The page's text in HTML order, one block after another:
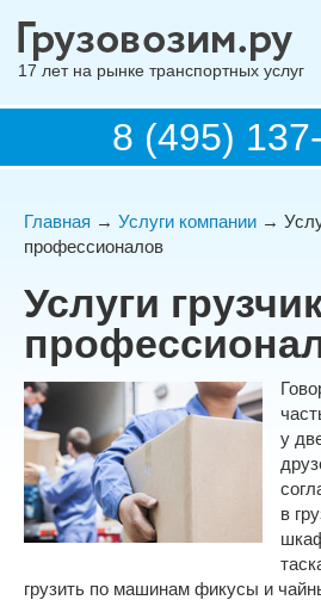
17 лет на рынке транспортных услуг
8 (495)
Главная → Услуги компании →
профессионалов
Услуги
у
в
грузить по машинам фикусы и